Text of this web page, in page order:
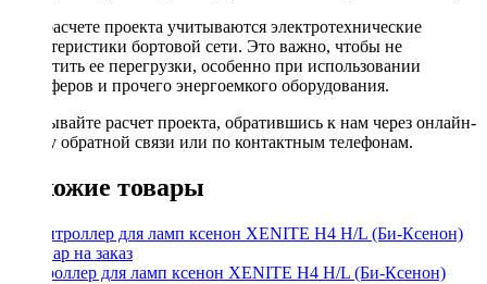
При расчете проекта учитываются электротехнические
характеристики бортовой сети. Это важно, чтобы не
допустить ее перегрузки, особенно при использовании
сабвуферов и прочего энергоемкого оборудования.
Заказывайте расчет проекта, обратившись к нам через онлайн-
форму обратной связи или по контактным телефонам.
Похожие товары
Контроллер для ламп ксенон XENITE H4 H/L (Би-Ксенон)